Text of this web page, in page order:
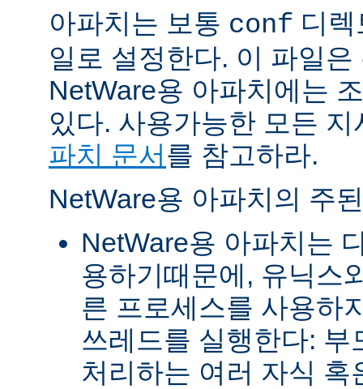
아파치는 보통 conf 디
일로 설정한다. 이 파일
NetWare용 아파치에는
있다. 사용가능한 모든
파치 문서를 참고하라.
NetWare용 아파치의 주
NetWare용 아파치는
용하기때문에, 유닉스
른 프로세스를 사용하
쓰레드를 실행한다: 부
처리하는 여러 자식 혹